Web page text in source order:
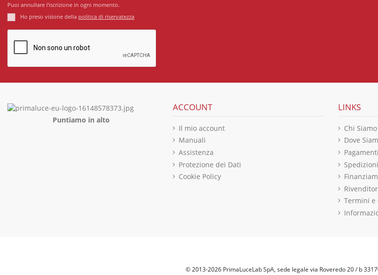
Puoi annullare l'iscrizione in ogni momento.
Ho preso visione della politica di riservatezza
Puntiamo in alto
ACCOUNT
Il mio account
Manuali
Assistenza
Protezione dei Dati
Cookie Policy
LINKS
Chi Siamo
Dove
Pagamenti
Termini e
© 2013-2026 PrimaLuceLab SpA, sede legale via Roveredo 20 / b